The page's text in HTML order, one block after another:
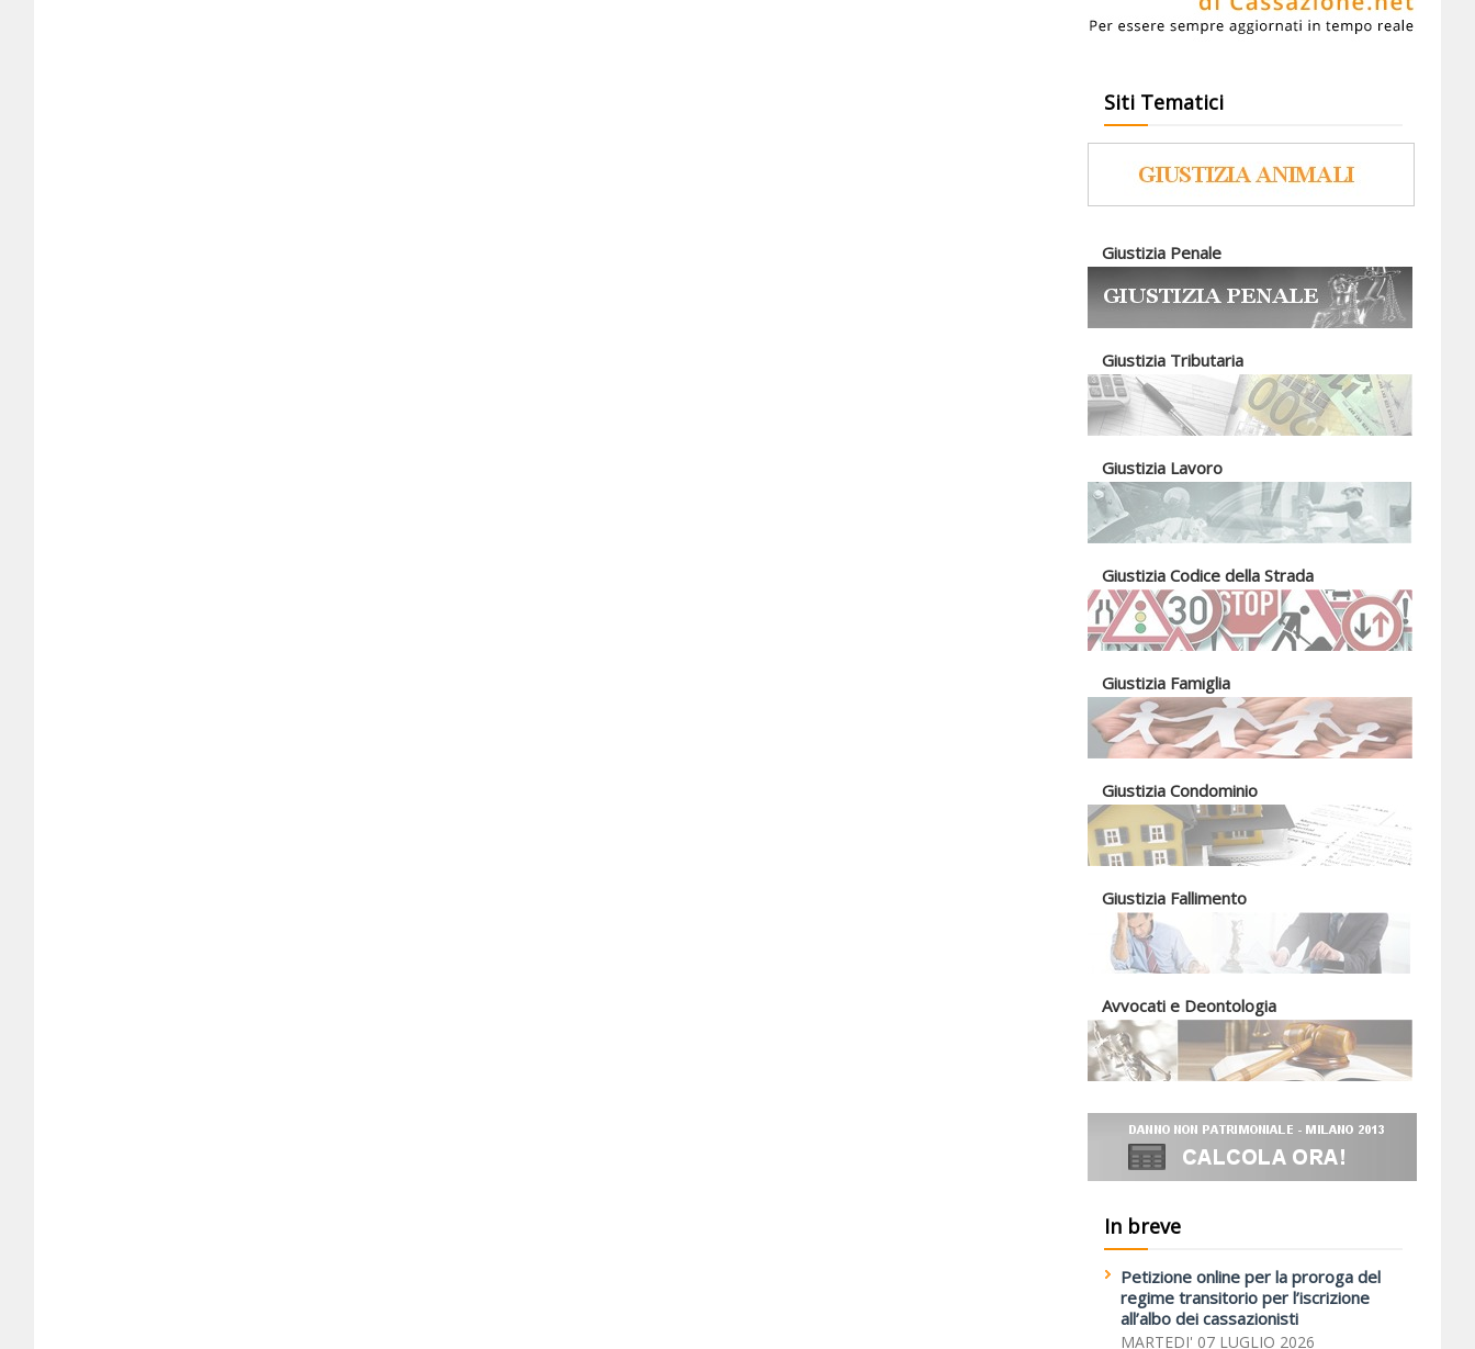
Siti Tematici
Giustizia Penale
Giustizia Tributaria
Giustizia Lavoro
Giustizia Codice della Strada
Giustizia Famiglia
Giustizia Condominio
Giustizia Fallimento
Avvocati e Deontologia
In breve
Petizione online per la proroga del
regime transitorio per l’iscrizione
all’albo dei cassazionisti
MARTEDI' 07 LUGLIO 2026